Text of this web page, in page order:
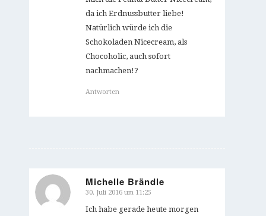
da ich Erdnussbutter liebe!
Natürlich würde ich die
Schokoladen Nicecream, als
Chocoholic, auch sofort
nachmachen!?
Antworten
Michelle Brändle
sagte:
30. Juli 2016 um 11:25
Ich habe gerade heute morgen